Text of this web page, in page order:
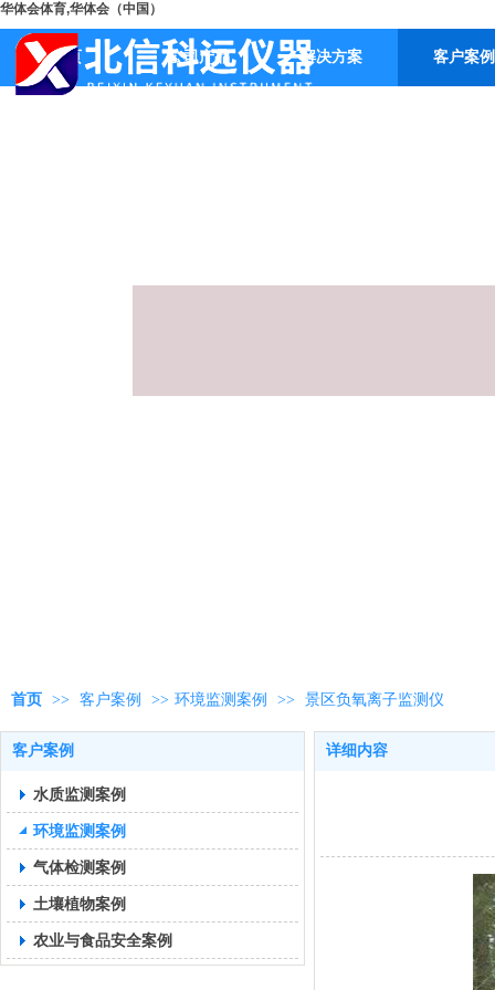
华体会体育,华体会（中国）
首页 公司产品 解决方案 客户案例
首页 >> 客户案例 >> 环境监测案例 >> 景区负氧离子监测仪
客户案例
水质监测案例
环境监测案例
气体检测案例
土壤植物案例
农业与食品安全案例
详细内容